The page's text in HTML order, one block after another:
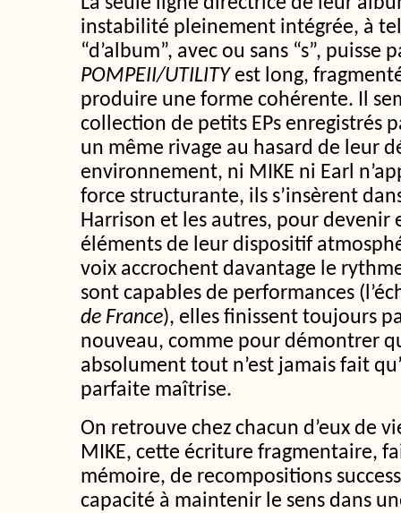
instabilité pleinement intégrée, à
“d’album”, avec ou sans “s”, puisse
POMPEII/UTILITYest long,
produire une forme cohérente. Il
collection de petits EPs enregistrés
un même rivage au hasard de leur
environnement, ni MIKE ni Earl
force structurante, ils s’insèrent
Harrison et les autres, pour devenir
éléments de leur dispositif
voix accrochent davantage le
sont capables de performances
de France), elles finissent toujours
nouveau, comme pour démontrer
absolument tout n’est jamais fait
parfaite maîtrise.
On retrouve chez chacun d’eux de
MIKE, cette écriture fragmentaire,
mémoire, de recompositions
capacité à maintenir le sens dans